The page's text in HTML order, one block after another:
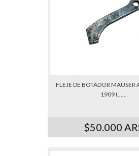
FLEJE DE BOTADOR MAUSER
1909 (......
$50.000